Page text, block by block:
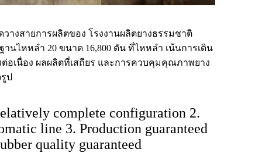
วางสายการผลิตของ โรงงานผลิตยางธรรมชาติ
านไหหลำ 20 ขนาด 16,800 ตัน ที่ไหหลำ เน้นการเดิน
ต่อเนื่อง ผลผลิตที่เสถียร และการควบคุมคุณภาพยาง
ป
complete configuration 2.
line 3. Production guaranteed
quality guaranteed